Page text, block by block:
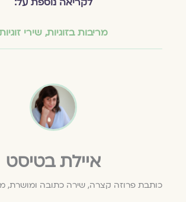
מריבות בזוגיות, שירי
איילת בטיסט
כותבת פרוזה קצרה, שירה כתובה ומושרת,